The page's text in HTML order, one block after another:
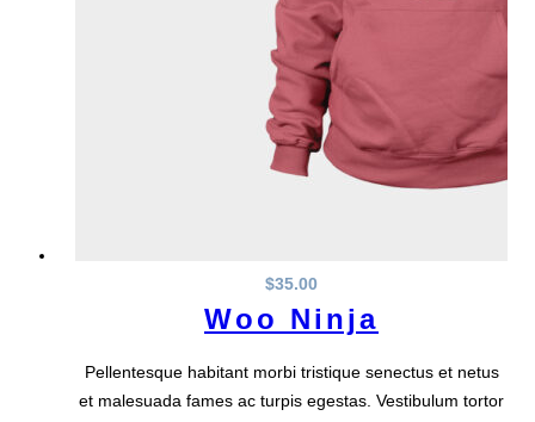
$35.00
Woo Ninja
Pellentesque habitant morbi tristique senectus et netus
et malesuada fames ac turpis egestas. Vestibulum tortor